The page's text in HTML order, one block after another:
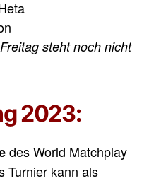
steht noch nicht
2023:
des World Matchplay
Turnier kann als